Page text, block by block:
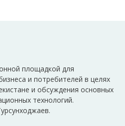
площадкой для
и потребителей в целях
и обсуждения основных
технологий.